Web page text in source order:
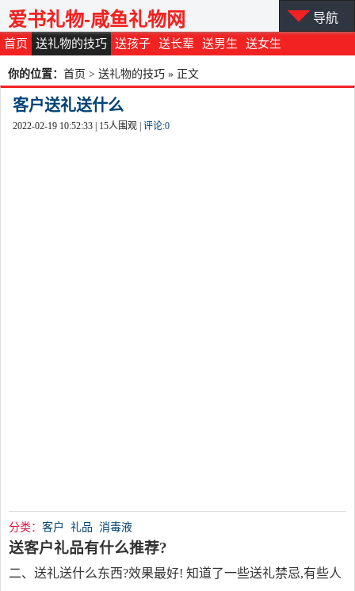
首页 送礼物的技巧 送孩子 送长辈 送男生 送女生
爱书礼物-咸鱼礼物网 导航
你的位置： 首页 > 送礼物的技巧 » 正文
客户送礼送什么
2022-02-19 10:52:33 | 15人围观 | 评论:0
分类： 客户 礼品 消毒液
送客户礼品有什么推荐?
二、送礼送什么东西?效果最好! 知道了一些送礼禁忌,有些人